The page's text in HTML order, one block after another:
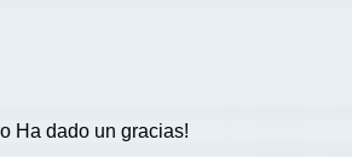
Ha dado un gracias!